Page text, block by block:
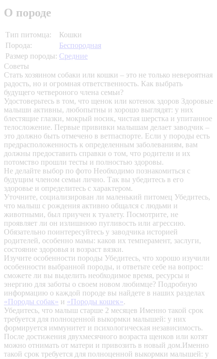
О породе
Тип питомца:
Кошки
Порода:
Беспородная
Размер породы: Средние
Советы
Стать хозяином собаки или кошки – это не только невероятная
радость, но и огромная ответственность. Как выбрать
будущего четвероного члена семьи?
Удостоверьтесь в том, что щенок или котенок здоров Здоровые
малыши активны, любопытны и хорошо выглядят: у них
блестящие глазки, мокрый носик, чистая шерстка и упитанное
телосложение. Первые прививки малышам делает заводчик –
это должно быть отмечено в ветпаспорте. Если у породы есть
предрасположенность к определенным заболеваниям, вам
должны предоставить справки о том, что родители и их
потомство прошли тесты и полностью здоровы.
Не делайте выбор по фото Необходимо познакомиться с
будущим членом семьи лично. Так вы убедитесь в его
здоровье и определитесь с характером.
Уточните, социализирован ли маленький питомец Убедитесь,
что малыш с рождения активно общался с людьми и
животными, был приучен к туалету. Посмотрите, не
проявляет ли он излишнюю пугливость или агрессию.
Обязательно поинтересуйтесь у заводчика историей
родителей, особенно мамы: каков их темперамент, заслуги,
состояние здоровья и возраст вязки.
Изучите особенности породы Убедитесь, что хорошо изучили
особенности выбранной породы, и ответьте себе на вопрос:
сможете ли вы выделить необходимое время, ресурсы и
энергию для заботы о своем новом любимце? Подробную
информацию о каждой породе вы найдете в наших разделах
«Породы собак» и «Породы кошек».
Убедитесь, что малыш старше 2 месяцев Именно такой срок
требуется для полноценной выкормки малышей: у них
формируется иммунитет и психологическая независимость.
После достижения двухмесячного возраста щенков или котят
можно отнимать от матери и привозить в новый дом.Именно
такой срок требуется для полноценной выкормки малышей: у